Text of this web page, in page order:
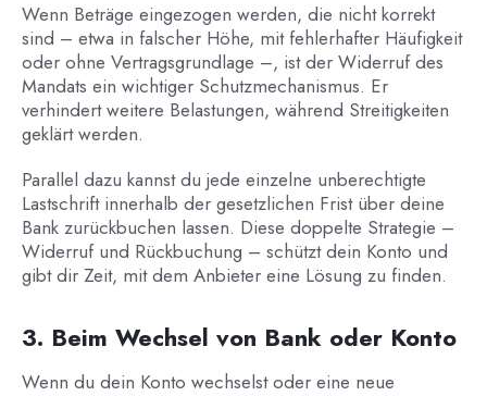
Wenn Beträge eingezogen werden, die nicht korrekt
sind – etwa in falscher Höhe, mit fehlerhafter Häufigkeit
oder ohne Vertragsgrundlage –, ist der Widerruf des
Mandats ein wichtiger Schutzmechanismus. Er
verhindert weitere Belastungen, während Streitigkeiten
geklärt werden.
Parallel dazu kannst du jede einzelne unberechtigte
Lastschrift innerhalb der gesetzlichen Frist über deine
Bank zurückbuchen lassen. Diese doppelte Strategie –
Widerruf und Rückbuchung – schützt dein Konto und
gibt dir Zeit, mit dem Anbieter eine Lösung zu finden.
3. Beim Wechsel von Bank oder Konto
Wenn du dein Konto wechselst oder eine neue